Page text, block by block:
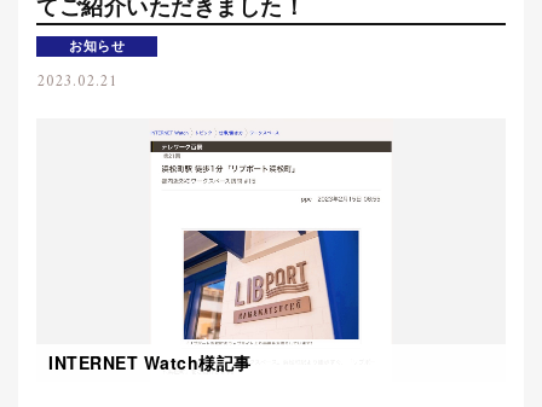
てご紹介いただきました！
お知らせ
2023.02.21
INTERNET Watch様記事